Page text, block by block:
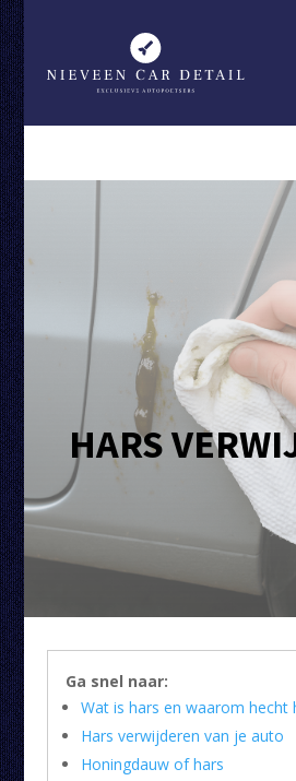
HARS
Ga snel naar:
Wat is hars en waarom hecht
Hars verwijderen van je auto
Honingdauw of hars